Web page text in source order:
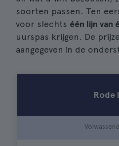
soorten passen. Ten
voor slechts één lijn van
uurspas krijgen. De
aangegeven in de
Rode